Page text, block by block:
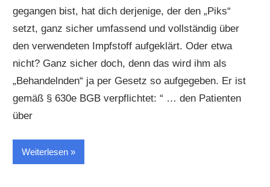
gegangen bist, hat dich derjenige, der den „Piks“
setzt, ganz sicher umfassend und vollständig über
den verwendeten Impfstoff aufgeklärt. Oder etwa
nicht? Ganz sicher doch, denn das wird ihm als
„Behandelnden“ ja per Gesetz so aufgegeben. Er ist
gemäß § 630e BGB verpflichtet: “ … den Patienten
über
Weiterlesen